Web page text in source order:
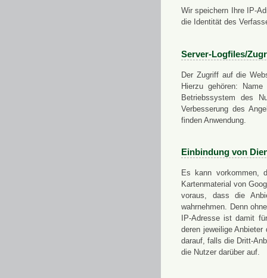
Wir speichern Ihre IP-
die Identität des
Server-Logfiles/
Der Zugriff auf die
Hierzu gehören:
Betriebssystem des
Verbesserung des
finden Anwendung.
Einbindung von
Es kann vorkommen,
Kartenmaterial von
voraus, dass die
wahrnehmen. Denn
IP-Adresse ist damit
deren jeweilige
darauf, falls die Dritt-
die Nutzer darüber auf.